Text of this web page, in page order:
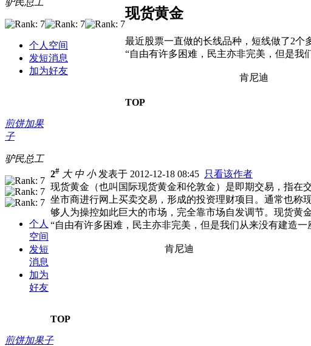
个人空间
发短消息
加为好友
现货黄金
最近股票一直做的长线品种，短线做了2个
“自由有许多困难，民主亦非完美，但是我
肯尼迪
TOP
煎饼加果
子
驴民总工
个人
空间
发短
消息
加为
好友
2# 大 中 小发表于 2012-12-18 08:45 只看该作者
现货黄金（也叫国际现货黄金和伦敦金）是即期交易，指在
坐市商进行网上买卖交易，形成的投资理财项目。通常也称
够人为操控如此巨大的市场，完全靠市场自发调节。现货黄
“自由有许多困难，民主亦非完美，但是我们从来没有建造
肯尼迪
TOP
煎饼加果子